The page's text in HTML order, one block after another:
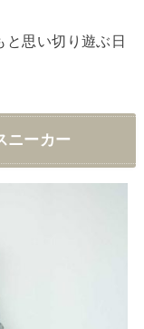
と思い切り遊ぶ日
ニーカー